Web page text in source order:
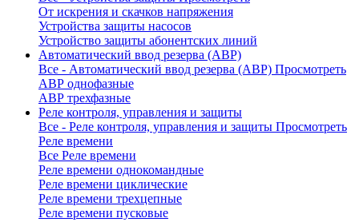
От искрения и скачков напряжения
Устройства защиты насосов
Устройство защиты абонентских линий
Автоматический ввод резерва (АВР)
Все - Автоматический ввод резерва (АВР) Просмотреть
АВР однофазные
АВР трехфазные
Реле контроля, управления и защиты
Все - Реле контроля, управления и защиты Просмотреть
Реле времени
Все Реле времени
Реле времени однокомандные
Реле времени циклические
Реле времени трехцепные
Реле времени пусковые